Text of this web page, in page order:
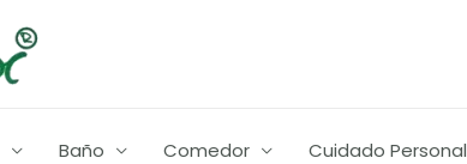
Baño Comedor Cuidado Personal